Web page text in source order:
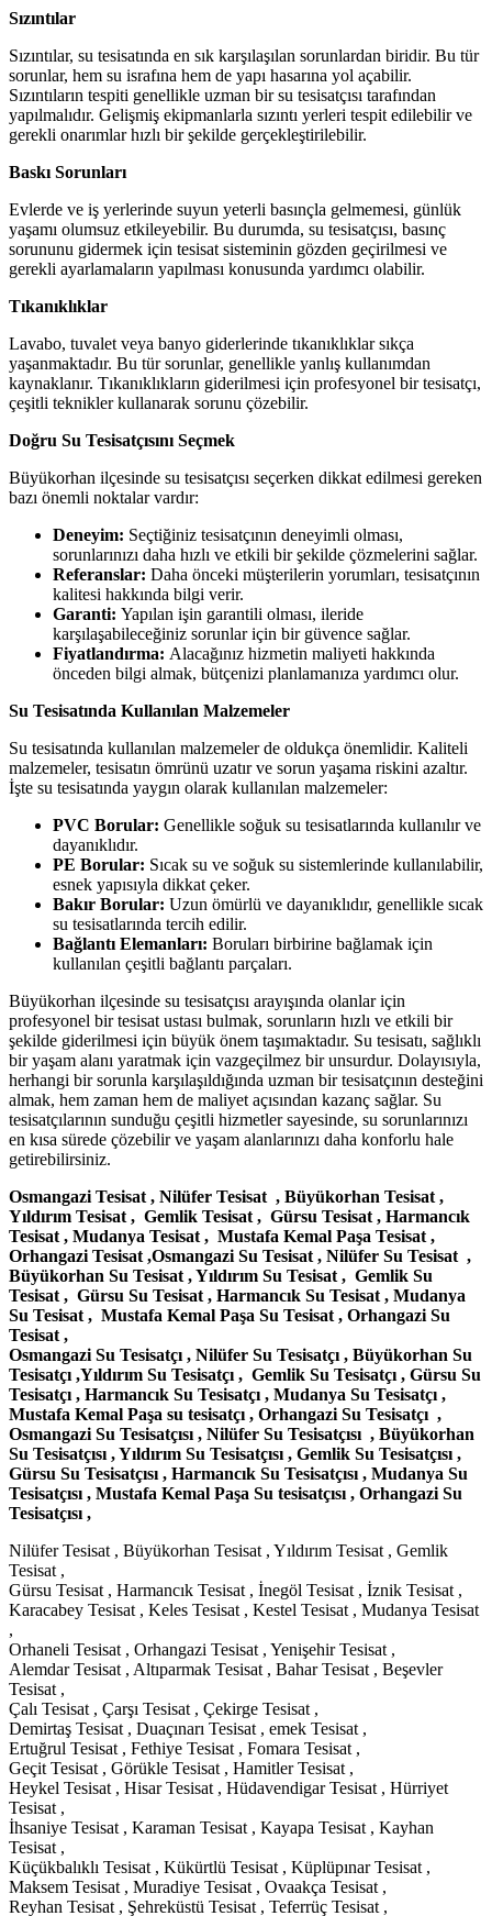
Sızıntılar
Sızıntılar, su tesisatında en sık karşılaşılan sorunlardan biridir. Bu tür
sorunlar, hem su israfına hem de yapı hasarına yol açabilir.
Sızıntıların tespiti genellikle uzman bir su tesisatçısı tarafından
yapılmalıdır. Gelişmiş ekipmanlarla sızıntı yerleri tespit edilebilir ve
gerekli onarımlar hızlı bir şekilde gerçekleştirilebilir.
Baskı Sorunları
Evlerde ve iş yerlerinde suyun yeterli basınçla gelmemesi, günlük
yaşamı olumsuz etkileyebilir. Bu durumda, su tesisatçısı, basınç
sorununu gidermek için tesisat sisteminin gözden geçirilmesi ve
gerekli ayarlamaların yapılması konusunda yardımcı olabilir.
Tıkanıklıklar
Lavabo, tuvalet veya banyo giderlerinde tıkanıklıklar sıkça
yaşanmaktadır. Bu tür sorunlar, genellikle yanlış kullanımdan
kaynaklanır. Tıkanıklıkların giderilmesi için profesyonel bir tesisatçı,
çeşitli teknikler kullanarak sorunu çözebilir.
Doğru Su Tesisatçısını Seçmek
Büyükorhan ilçesinde su tesisatçısı seçerken dikkat edilmesi gereken
bazı önemli noktalar vardır:
Deneyim: Seçtiğiniz tesisatçının deneyimli olması,
sorunlarınızı daha hızlı ve etkili bir şekilde çözmelerini sağlar.
Referanslar: Daha önceki müşterilerin yorumları, tesisatçının
kalitesi hakkında bilgi verir.
Garanti: Yapılan işin garantili olması, ileride
karşılaşabileceğiniz sorunlar için bir güvence sağlar.
Fiyatlandırma: Alacağınız hizmetin maliyeti hakkında
önceden bilgi almak, bütçenizi planlamanıza yardımcı olur.
Su Tesisatında Kullanılan Malzemeler
Su tesisatında kullanılan malzemeler de oldukça önemlidir. Kaliteli
malzemeler, tesisatın ömrünü uzatır ve sorun yaşama riskini azaltır.
İşte su tesisatında yaygın olarak kullanılan malzemeler:
PVC Borular: Genellikle soğuk su tesisatlarında kullanılır ve
dayanıklıdır.
PE Borular: Sıcak su ve soğuk su sistemlerinde kullanılabilir,
esnek yapısıyla dikkat çeker.
Bakır Borular: Uzun ömürlü ve dayanıklıdır, genellikle sıcak
su tesisatlarında tercih edilir.
Bağlantı Elemanları: Boruları birbirine bağlamak için
kullanılan çeşitli bağlantı parçaları.
Büyükorhan ilçesinde su tesisatçısı arayışında olanlar için
profesyonel bir tesisat ustası bulmak, sorunların hızlı ve etkili bir
şekilde giderilmesi için büyük önem taşımaktadır. Su tesisatı, sağlıklı
bir yaşam alanı yaratmak için vazgeçilmez bir unsurdur. Dolayısıyla,
herhangi bir sorunla karşılaşıldığında uzman bir tesisatçının desteğini
almak, hem zaman hem de maliyet açısından kazanç sağlar. Su
tesisatçılarının sunduğu çeşitli hizmetler sayesinde, su sorunlarınızı
en kısa sürede çözebilir ve yaşam alanlarınızı daha konforlu hale
getirebilirsiniz.
Osmangazi Tesisat , Nilüfer Tesisat , Büyükorhan Tesisat ,
Yıldırım Tesisat , Gemlik Tesisat , Gürsu Tesisat , Harmancık
Tesisat , Mudanya Tesisat , Mustafa Kemal Paşa Tesisat ,
Orhangazi Tesisat ,Osmangazi Su Tesisat , Nilüfer Su Tesisat ,
Büyükorhan Su Tesisat , Yıldırım Su Tesisat , Gemlik Su
Tesisat , Gürsu Su Tesisat , Harmancık Su Tesisat , Mudanya
Su Tesisat , Mustafa Kemal Paşa Su Tesisat , Orhangazi Su
Tesisat ,
Osmangazi Su Tesisatçı , Nilüfer Su Tesisatçı , Büyükorhan Su
Tesisatçı ,Yıldırım Su Tesisatçı , Gemlik Su Tesisatçı , Gürsu Su
Tesisatçı , Harmancık Su Tesisatçı , Mudanya Su Tesisatçı ,
Mustafa Kemal Paşa su tesisatçı , Orhangazi Su Tesisatçı ,
Osmangazi Su Tesisatçısı , Nilüfer Su Tesisatçısı , Büyükorhan
Su Tesisatçısı , Yıldırım Su Tesisatçısı , Gemlik Su Tesisatçısı ,
Gürsu Su Tesisatçısı , Harmancık Su Tesisatçısı , Mudanya Su
Tesisatçısı , Mustafa Kemal Paşa Su tesisatçısı , Orhangazi Su
Tesisatçısı ,
Nilüfer Tesisat , Büyükorhan Tesisat , Yıldırım Tesisat , Gemlik
Tesisat ,
Gürsu Tesisat , Harmancık Tesisat , İnegöl Tesisat , İznik Tesisat ,
Karacabey Tesisat , Keles Tesisat , Kestel Tesisat , Mudanya Tesisat
,
Orhaneli Tesisat , Orhangazi Tesisat , Yenişehir Tesisat ,
Alemdar Tesisat , Altıparmak Tesisat , Bahar Tesisat , Beşevler
Tesisat ,
Çalı Tesisat , Çarşı Tesisat , Çekirge Tesisat ,
Demirtaş Tesisat , Duaçınarı Tesisat , emek Tesisat ,
Ertuğrul Tesisat , Fethiye Tesisat , Fomara Tesisat ,
Geçit Tesisat , Görükle Tesisat , Hamitler Tesisat ,
Heykel Tesisat , Hisar Tesisat , Hüdavendigar Tesisat , Hürriyet
Tesisat ,
İhsaniye Tesisat , Karaman Tesisat , Kayapa Tesisat , Kayhan
Tesisat ,
Küçükbalıklı Tesisat , Kükürtlü Tesisat , Küplüpınar Tesisat ,
Maksem Tesisat , Muradiye Tesisat , Ovaakça Tesisat ,
Reyhan Tesisat , Şehreküstü Tesisat , Teferrüç Tesisat ,